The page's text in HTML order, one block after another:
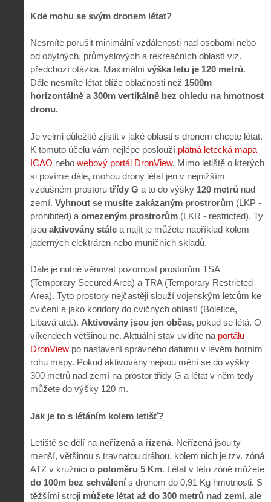
Kde mohu se svým dronem létat?
Nesmíte porušit minimální vzdálenosti nad osobami nebo
od obytných, průmyslových a rekreačních oblastí viz.
předchozí otázka. Maximální výška letu je 120 metrů.
Dále nesmíte létat blíže oblačnosti než 1500m
horizontálně a 300m vertikálně bez ohledu na hmotnost
dronu.
Je velmi důležité zjistit v jaké oblasti s dronem chcete létat.
K tomuto účelu vám nejlépe poslouží platná letecká mapa
ICAO nebo webový portál DronView. Mimo letiště o kterých
si povíme dále, mohou drony létat jen v nejnižším
vzdušném prostoru třídy G a to do výšky 120 metrů nad
zemí. Vyhnout se musíte zakázaným prostrorům (LKP -
prohibited) a omezeným prostrorům (LKR - restricted). Ty
jsou aktivovány stále a najít je můžete například kolem
jaderných elektráren nebo muničních skladů.
Dále je nutné věnovat pozornost prostorům TSA
(Temporary Secured Area) a TRA (Temporary Restricted
Area). Tyto prostory nejčastěji slouží vojenským letcům ke
cvičení a jako koridory do cvičných oblastí (Boletice,
Libavá atd.). Aktivovány jsou jen občas, pokud se létá. O
víkendech většinou ne. Aktuální stav uvidíte na portálu
DronView po nastavení správného datumu v levém horním
rohu mapy. Pokud aktivovány nejsou mění se do výšky
300 metrů nad zemí na prostor třídy G a létat v něm tedy
můžete do výšky 120 m.
Jak je to s létáním kolem letišť?
Letiště se dělí na neřízená a řízená. Neřízená jsou ty
menší, většinou s travnatou dráhou, kolem nich je tzv. zóná
ATZ v kružnici o poloměru 5 Km. Létat v této zóně můžete
do 100m bez schválenís dronem do 0,91 Kg hmotnosti. S
těžšími stroji můžete létat až do 300 metrů nad zemí, ale